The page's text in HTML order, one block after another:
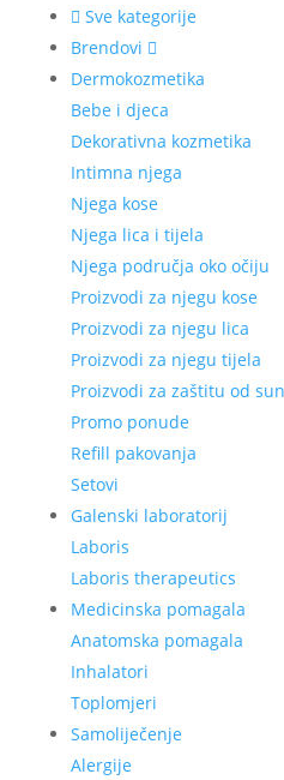
Sve kategorije
Brendovi
Dermokozmetika
Bebe i djeca
Dekorativna kozmetika
Intimna njega
Njega kose
Njega lica i tijela
Njega područja oko očiju
Proizvodi za njegu kose
Proizvodi za njegu lica
Proizvodi za njegu tijela
Proizvodi za zaštitu od
Promo ponude
Refill pakovanja
Setovi
Galenski laboratorij
Laboris
Laboris therapeutics
Medicinska pomagala
Anatomska pomagala
Inhalatori
Toplomjeri
Samoliječenje
Alergije